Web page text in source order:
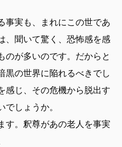
事実も、まれにこの世であ
、聞いて驚く、恐怖感を感
のが多いのです。だからと
黒の世界に陥れるべきでし
感じ、その危機から脱出す
でしょうか。
す。釈尊があの老人を事実